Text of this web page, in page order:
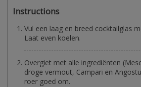
Instructions
Vul een laag en breed cocktailglas
Laat even koelen.
Overgiet met alle ingrediënten
droge vermout, Campari en
roer goed om.